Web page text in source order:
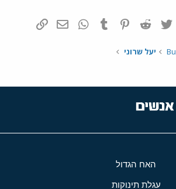
פייסבוק Twitter
Reddit
Pinterest
Tumblr
WhatsAppדואר אלקטרוני
יעל שרוני
האח הגדול
עגלת תינוקות